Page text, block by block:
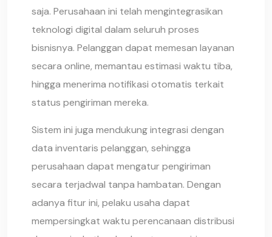
saja. Perusahaan ini telah mengintegrasikan
teknologi digital dalam seluruh proses
bisnisnya. Pelanggan dapat memesan layanan
secara online, memantau estimasi waktu tiba,
hingga menerima notifikasi otomatis terkait
status pengiriman mereka.
Sistem ini juga mendukung integrasi dengan
data inventaris pelanggan, sehingga
perusahaan dapat mengatur pengiriman
secara terjadwal tanpa hambatan. Dengan
adanya fitur ini, pelaku usaha dapat
mempersingkat waktu perencanaan distribusi